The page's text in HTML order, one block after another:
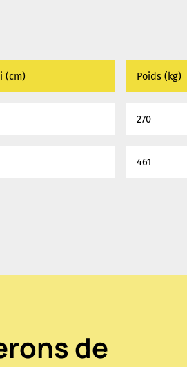
(cm) Poids (kg)
270
461
de